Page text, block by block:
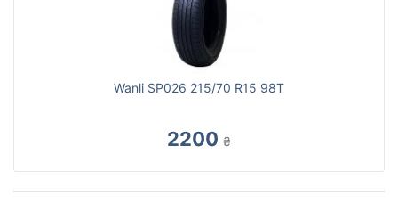
Wanli SP026 215/70 R15 98T
2200 ₴